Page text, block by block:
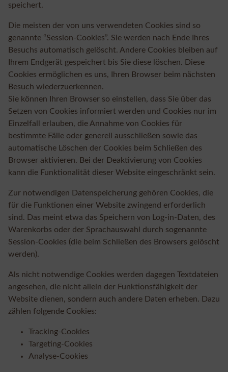
speichert.
Die meisten der von uns verwendeten Cookies sind so
genannte “Session-Cookies”. Sie werden nach Ende Ihres
Besuchs automatisch gelöscht. Andere Cookies bleiben auf
Ihrem Endgerät gespeichert bis Sie diese löschen. Diese
Cookies ermöglichen es uns, Ihren Browser beim nächsten
Besuch wiederzuerkennen.
Sie können Ihren Browser so einstellen, dass Sie über das
Setzen von Cookies informiert werden und Cookies nur im
Einzelfall erlauben, die Annahme von Cookies für
bestimmte Fälle oder generell ausschließen sowie das
automatische Löschen der Cookies beim Schließen des
Browser aktivieren. Bei der Deaktivierung von Cookies
kann die Funktionalität dieser Website eingeschränkt sein.
Zur notwendigen Datenspeicherung gehören Cookies, die
für die Funktionen einer Website zwingend erforderlich
sind. Das meint etwa das Speichern von Log-in-Daten, des
Warenkorbs oder der Sprachauswahl durch sogenannte
Session-Cookies (die beim Schließen des Browsers gelöscht
werden).
Als nicht notwendige Cookies werden dagegen Textdateien
angesehen, die nicht allein der Funktionsfähigkeit der
Website dienen, sondern auch andere Daten erheben. Dazu
zählen folgende Cookies:
Tracking-Cookies
Targeting-Cookies
Analyse-Cookies